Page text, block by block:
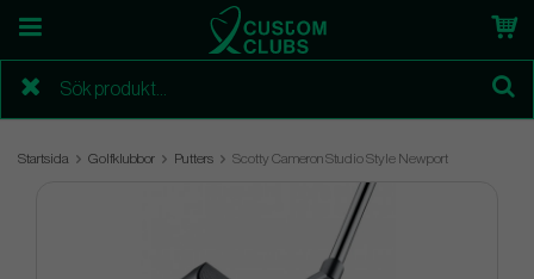
Startsida Golfklubbor Putters Scotty Cameron Studio Style Newport